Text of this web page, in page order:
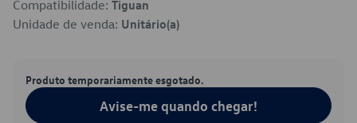
Compatibilidade: Tiguan
Unidade de venda: Unitário(a)
Produto temporariamente esgotado.
Avise-me quando chegar!